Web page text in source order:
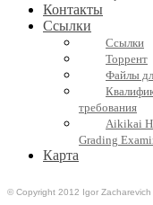
Контакты
Ссылки
Ссылки
Торрент
Файлы
требования
Aikikai
Grading
Карта
© Copyright 2012 Igor Zacharevich